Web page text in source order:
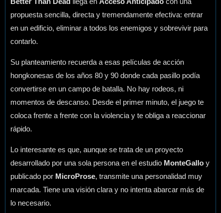
propuesta sencilla, directa y tremendamente efectiva: entrar
en un edificio, eliminar a todos los enemigos y sobrevivir para
contarlo.
Su planteamiento recuerda a esas películas de acción
hongkonesas de los años 80 y 90 donde cada pasillo podía
convertirse en un campo de batalla. No hay rodeos, ni
momentos de descanso. Desde el primer minuto, el juego te
coloca frente a frente con la violencia y te obliga a reaccionar
rápido.
Lo interesante es que, aunque se trata de un proyecto
desarrollado por una sola persona en el estudio MonteGallo y
publicado por MicroProse, transmite una personalidad muy
marcada. Tiene una visión clara y no intenta abarcar más de
lo necesario.